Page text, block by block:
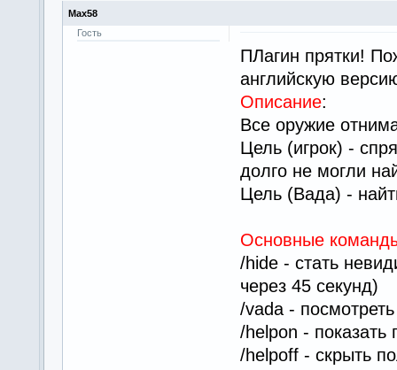
Max58
Гость
ПЛагин прятки!
английскую
Описание:
Все оружие
Цель (игрок) -
долго не могли
Цель (Вада) -
Основные
/hide - стать
через 45 секунд)
/vada -
/helpon - показать
/helpoff - скрыть